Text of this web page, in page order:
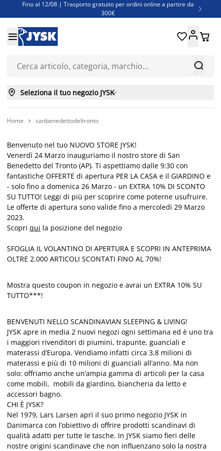
Fino al 12/08 | Trasporto gratuito per ordini online a partire da
300€

Super offerte d'estate | Oltre 1.500 articoli fino al 70%
Finanziamenti - Scegli il piano di rimborso più adatto a te


 
 Seleziona il tuo negozio JYSK
Home  sanbenedettodeltronto
Benvenuto nel tuo NUOVO STORE JYSK!
Venerdì 24 Marzo inauguriamo il nostro store di San
Benedetto del Tronto (AP). Ti aspettiamo dalle 9:30 con
fantastiche OFFERTE di apertura PER LA CASA e il GIARDINO e
- solo fino a domenica 26 Marzo - un EXTRA 10% DI SCONTO
SU TUTTO! Leggi di più per scoprire come poterne usufruire.
Le offerte di apertura sono valide fino a mercoledì 29 Marzo
2023.
Scopri qui la posizione del negozio
SFOGLIA IL VOLANTINO DI APERTURA E SCOPRI IN ANTEPRIMA
OLTRE 2.000 ARTICOLI SCONTATI FINO AL 70%!
Mostra questo coupon in negozio e avrai un EXTRA 10% SU
TUTTO***!
BENVENUTI NELLO SCANDINAVIAN SLEEPING & LIVING!
JYSK apre in media 2 nuovi negozi ogni settimana ed è uno tra
i maggiori rivenditori di piumini, trapunte, guanciali e
materassi d’Europa. Vendiamo infatti circa 3,8 milioni di
materassi e più di 10 milioni di guanciali all’anno. Ma non
solo: offriamo anche un’ampia gamma di articoli per la casa
come mobili, mobili da giardino, biancheria da letto e
accessori bagno.
CHI È JYSK?
Nel 1979, Lars Larsen aprì il suo primo negozio JYSK in
Danimarca con l’obiettivo di offrire prodotti scandinavi di
qualità adatti per tutte le tasche. In JYSK siamo fieri delle
nostre origini scandinave che non influenzano solo la nostra